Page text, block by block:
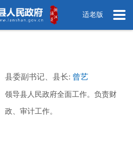
适老版
县委副书记、县长: 曾艺
领导县人民政府全面工作。负责财
政、审计工作。